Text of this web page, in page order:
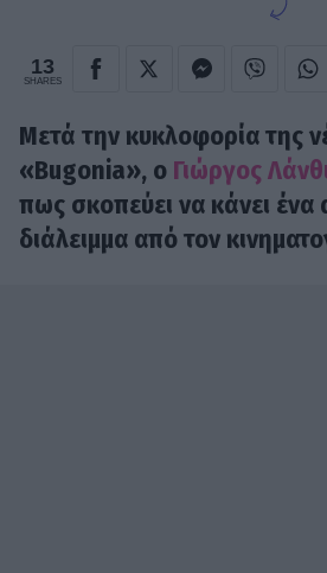
13
SHARES
Μετά την κυκλοφορία της
«Bugonia», ο Γιώργος
πως σκοπεύει να κάνει ένα
διάλειμμα από τον